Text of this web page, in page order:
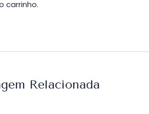
carrinho.
Relacionada